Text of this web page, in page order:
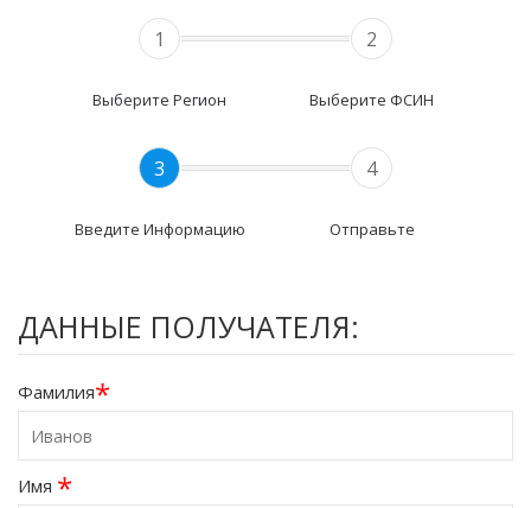
1
Выберите Регион
2
Выберите ФСИН
3
Введите Информацию
4
Отправьте
ДАННЫЕ ПОЛУЧАТЕЛЯ:
Фамилия*
Имя *